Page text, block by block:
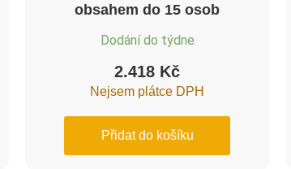
obsahem do 15 osob
Dodání do týdne
2.418 Kč
Nejsem plátce DPH
Přidat do košíku